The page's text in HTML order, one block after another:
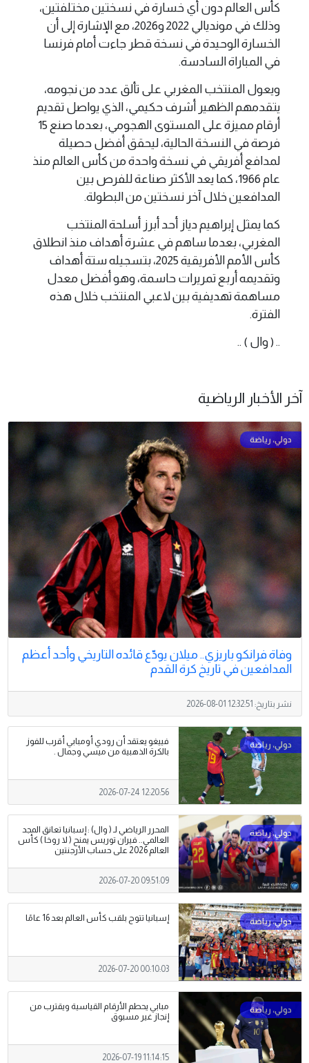
كأس العالم دون أي خسارة في نسختين مختلفتين،
وذلك في مونديالي 2022 و2026، مع الإشارة إلى أن
الخسارة الوحيدة في نسخة قطر جاءت أمام فرنسا
في المباراة السادسة.
ويعول المنتخب المغربي على تألق عدد من نجومه،
يتقدمهم الظهير أشرف حكيمي، الذي يواصل تقديم
أرقام مميزة على المستوى الهجومي، بعدما صنع 15
فرصة في النسخة الحالية، ليحقق أفضل حصيلة
لمدافع أفريقي في نسخة واحدة من كأس العالم منذ
عام 1966، كما يعد الأكثر صناعة للفرص بين
المدافعين خلال آخر نسختين من البطولة.
كما يمثل إبراهيم دياز أحد أبرز أسلحة المنتخب
المغربي، بعدما ساهم في عشرة أهداف منذ انطلاق
كأس الأمم الأفريقية 2025، بتسجيله ستة أهداف
وتقديمه أربع تمريرات حاسمة، وهو أفضل معدل
مساهمة تهديفية بين لاعبي المنتخب خلال هذه
الفترة.
.. ( وال ) ..
آخر الأخبار الرياضية
وفاة فرانكو باريزي.. ميلان يودّع قائده التاريخي وأحد أعظم
المدافعين في تاريخ كرة القدم
نشر بتاريخ: 2026-08-01 12:32:51
فييغو يعتقد أن رودي أومبابي أقرب للفوز
بالكرة الذهبية من ميسي وجمال .
2026-07-24 12:20:56
المحرر الرياضي لـ ( وال) : إسبانيا تعانق المجد
العالمي.. فيران توريس يمنح ( لا روخا ) كأس
العالم 2026 على حساب الأرجنتين
2026-07-20 09:51:09
إسبانيا تتوج بلقب كأس العالم بعد 16 عامًا
2026-07-20 00:10:03
مبابي يحطم الأرقام القياسية ويقترب من
إنجاز غير مسبوق
2026-07-19 11:14:15